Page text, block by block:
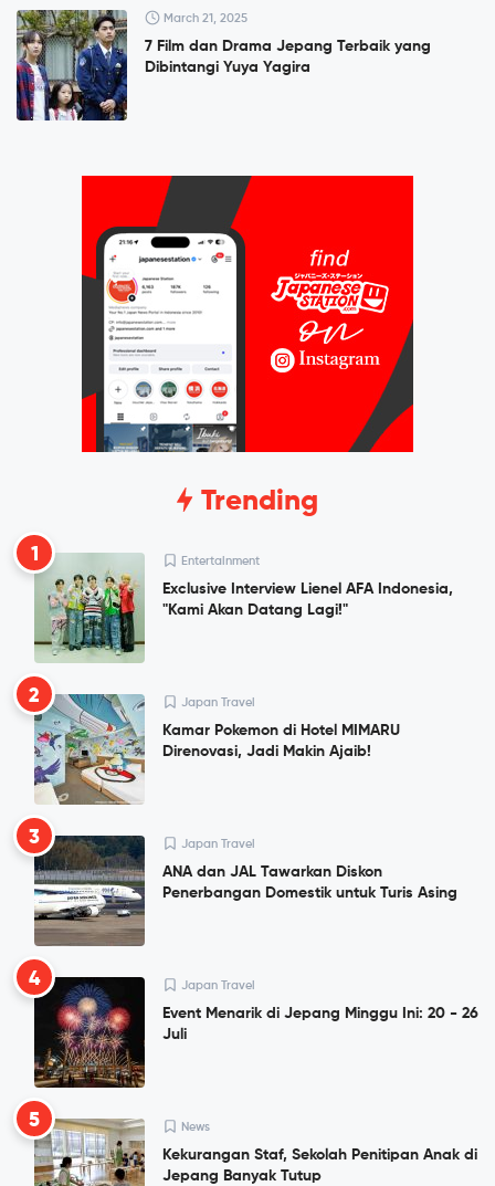
March 21, 2025
7 Film dan Drama Jepang Terbaik yang
Dibintangi Yuya Yagira
Trending
1 Entertainment
Exclusive Interview Lienel AFA Indonesia,
"Kami Akan Datang Lagi!"
2 Japan Travel
Kamar Pokemon di Hotel MIMARU
Direnovasi, Jadi Makin Ajaib!
3 Japan Travel
ANA dan JAL Tawarkan Diskon
Penerbangan Domestik untuk Turis Asing
4 Japan Travel
Event Menarik di Jepang Minggu Ini: 20 - 26
Juli
5 News
Kekurangan Staf, Sekolah Penitipan Anak di
Jepang Banyak Tutup